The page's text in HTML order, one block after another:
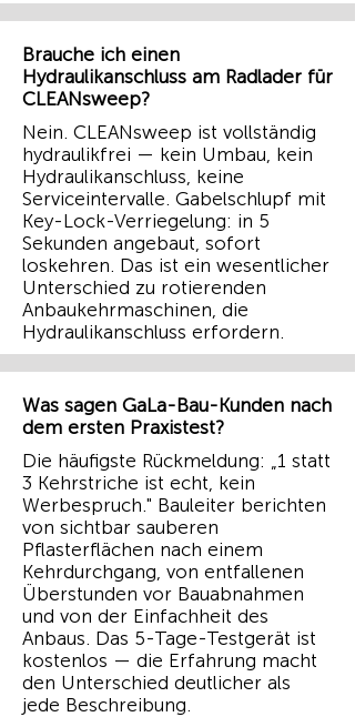
Brauche ich einen
Hydraulikanschluss am Radlader für
CLEANsweep?
Nein. CLEANsweep ist vollständig
hydraulikfrei — kein Umbau, kein
Hydraulikanschluss, keine
Serviceintervalle. Gabelschlupf mit
Key-Lock-Verriegelung: in 5
Sekunden angebaut, sofort
loskehren. Das ist ein wesentlicher
Unterschied zu rotierenden
Anbaukehrmaschinen, die
Hydraulikanschluss erfordern.
Was sagen GaLa-Bau-Kunden nach
dem ersten Praxistest?
Die häufigste Rückmeldung: „1 statt
3 Kehrstriche ist echt, kein
Werbespruch." Bauleiter berichten
von sichtbar sauberen
Pflasterflächen nach einem
Kehrdurchgang, von entfallenen
Überstunden vor Bauabnahmen
und von der Einfachheit des
Anbaus. Das 5-Tage-Testgerät ist
kostenlos — die Erfahrung macht
den Unterschied deutlicher als
jede Beschreibung.